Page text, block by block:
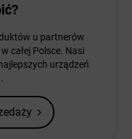
u partnerów
całej Polsce. Nasi
urządzeń